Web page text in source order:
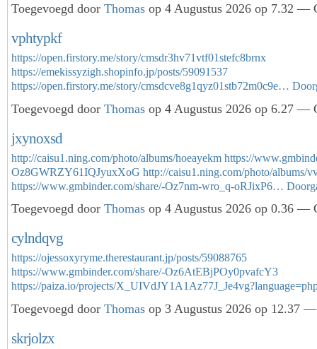
Toegevoegd door Thomas op 4 Augustus 2026 op 7.32 —
vphtypkf
https://open.firstory.me/story/cmsdr3hv71vtf01stefc8brnx
https://emekissyzigh.shopinfo.jp/posts/59091537
https://open.firstory.me/story/cmsdcve8g1qyz01stb72m0c9e…
Toegevoegd door Thomas op 4 Augustus 2026 op 6.27 —
jxynoxsd
http://caisu1.ning.com/photo/albums/hoeayekm https://
Oz8GWRZY61IQJyuxXoG http://caisu1.ning.com/photo/albums/
https://www.gmbinder.com/share/-Oz7nm-wro_q-oRJixP6…
Toegevoegd door Thomas op 4 Augustus 2026 op 0.36 —
cylndqvg
https://ojessoxyryme.therestaurant.jp/posts/59088765
https://www.gmbinder.com/share/-Oz6AtEBjPOy0pvafcY3
https://paiza.io/projects/
Toegevoegd door Thomas op 3 Augustus 2026 op 12.37 —
skrjolzx